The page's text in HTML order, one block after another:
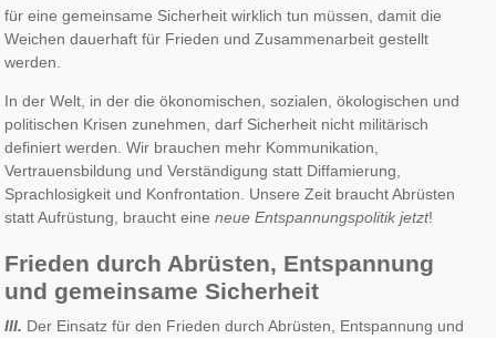
für eine gemeinsame Sicherheit wirklich tun müssen, damit die
Weichen dauerhaft für Frieden und Zusammenarbeit gestellt
werden.
In der Welt, in der die ökonomischen, sozialen, ökologischen und
politischen Krisen zunehmen, darf Sicherheit nicht militärisch
definiert werden. Wir brauchen mehr Kommunikation,
Vertrauensbildung und Verständigung statt Diffamierung,
Sprachlosigkeit und Konfrontation. Unsere Zeit braucht Abrüsten
statt Aufrüstung, braucht eineneue Entspannungspolitik jetzt!
Frieden durch Abrüsten, Entspannung
und gemeinsame Sicherheit
III. Der Einsatz für den Frieden durch Abrüsten, Entspannung und